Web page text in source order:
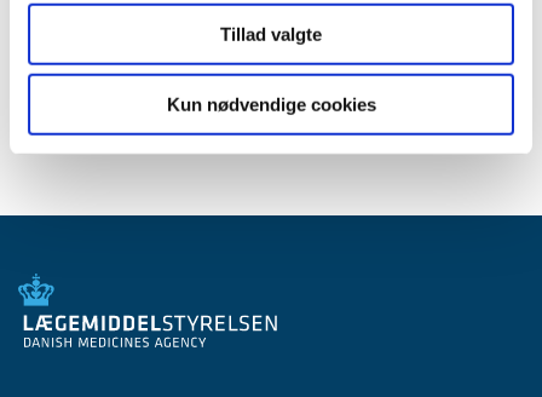
Tillad valgte
Kun nødvendige cookies
Se Lægemiddelstyrelsens høringer påhøringsportalen